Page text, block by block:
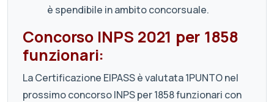
è spendibile in ambito concorsuale.
Concorso INPS 2021 per 1858
funzionari:
La Certificazione EIPASS è valutata 1PUNTO nel
prossimo concorso INPS per 1858 funzionari con